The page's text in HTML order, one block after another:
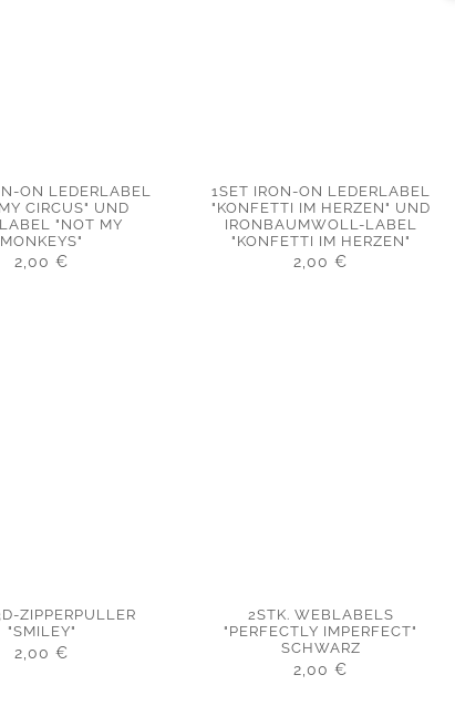
ON LEDERLABEL
CIRCUS" UND
"NOT MY
MONKEYS"
2,00€
1SET IRON-ON LEDERLABEL
"KONFETTI IM HERZEN" UND
IRONBAUMWOLL-LABEL
"KONFETTI IM HERZEN"
2,00€
ZIPPERPULLER
"SMILEY"
2,00€
2STK. WEBLABELS
"PERFECTLY IMPERFECT"
SCHWARZ
2,00€